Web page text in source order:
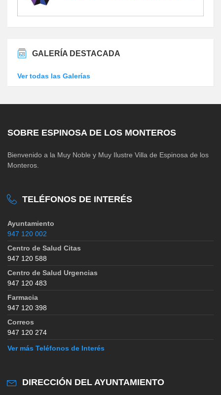
GALERÍA DESTACADA
Ver todas las Galerías
SOBRE ESPINOSA DE LOS MONTEROS
Bienvenido a la Muy Noble y Muy Ilustre Villa de Espinosa de los
Monteros.
TELÉFONOS DE INTERÉS
Ayuntamiento
947 120 002
Centro de Salud Citas
947 120 588
Centro de Salud Urgencias
947 120 483
Farmacia
947 120 398
Correos
947 120 274
Ver más Teléfonos de Interés
DIRECCIÓN DEL AYUNTAMIENTO